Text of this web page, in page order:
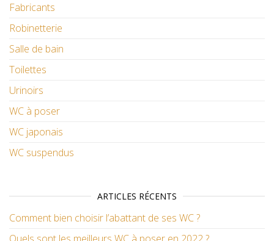
Fabricants
Robinetterie
Salle de bain
Toilettes
Urinoirs
WC à poser
WC japonais
WC suspendus
ARTICLES RÉCENTS
Comment bien choisir l’abattant de ses WC ?